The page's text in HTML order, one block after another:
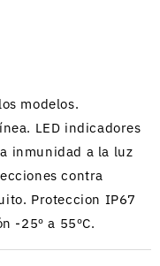
modelos.
LED indicadores
inmunidad a la luz
contra
Proteccion IP67
-25º a 55ºC.